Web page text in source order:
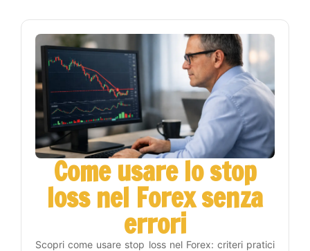
Come usare lo stop
loss nel Forex senza
errori
Scopri come usare stop loss nel Forex: criteri pratici